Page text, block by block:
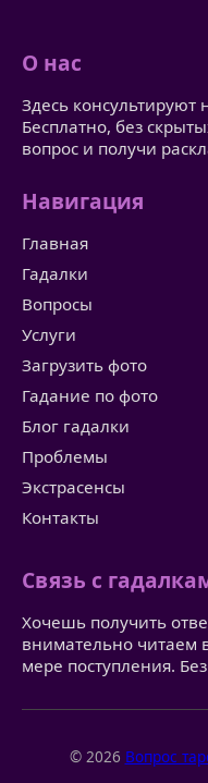
О нас
Здесь консультируют
Бесплатно, без
вопрос и получи
Навигация
Главная
Гадалки
Вопросы
Услуги
Загрузить фото
Гадание по фото
Блог гадалки
Проблемы
Экстрасенсы
Контакты
Связь с
Хочешь получить
внимательно читаем
мере поступления.
© 2026 Вопрос